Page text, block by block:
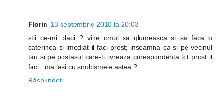
Florin 13 septembrie 2010 la 20:03
stii ce-mi placi ? vine omul sa glumeasca si sa faca o
caterinca si imediat il faci prost; inseamna ca si pe vecinul
tau si pe postasul care-ti livreaza corespondenta tot prost il
faci...ma lasi cu snobismele astea ?
Răspundeți